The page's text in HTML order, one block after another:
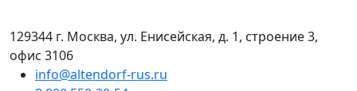
129344 г. Москва, ул. Енисейская, д. 1, строение 3,
офис 3106
info@altendorf-rus.ru